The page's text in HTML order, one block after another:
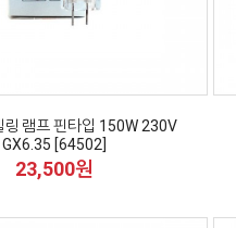
링 램프 핀타입 150W 230V
GX6.35 [64502]
23,500원